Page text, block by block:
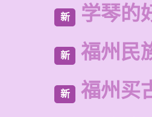
新 学琴的
新 福州民
新 福州买